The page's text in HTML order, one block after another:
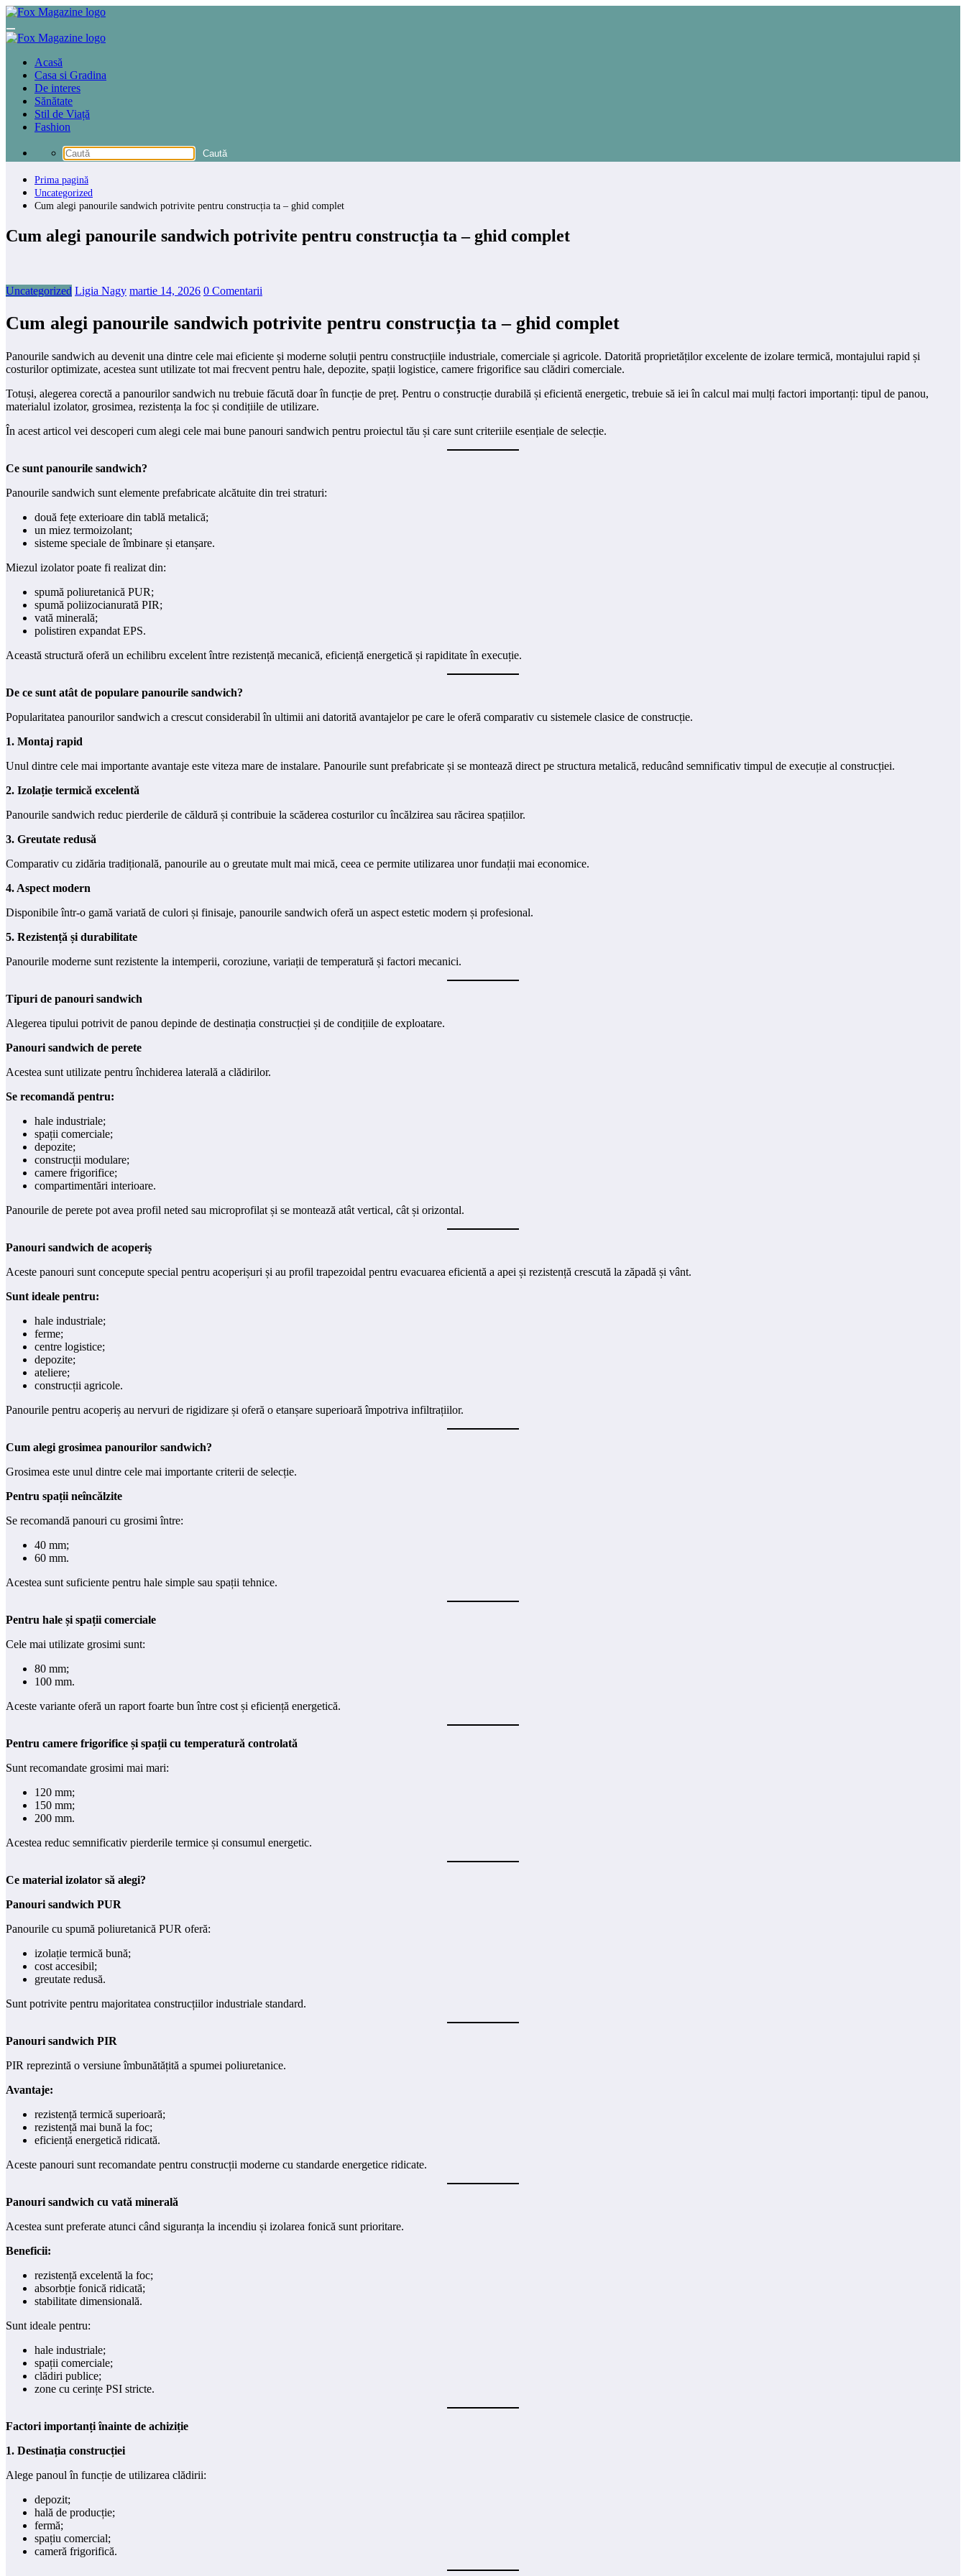
Sari
conținut
Acasă
Casa si Gradina
De interes
Sănătate
Stil de Viață
Fashion
Prima pagină
Uncategorized
Cum alegi panourile sandwich potrivite pentru construcția ta – ghid complet
Cum alegi panourile sandwich potrivite pentru construcția ta – ghid complet
Uncategorized Ligia Nagy martie 14, 2026 0 Comentarii
Cum alegi panourile sandwich potrivite pentru construcția ta – ghid complet
Panourile sandwich au devenit una dintre cele mai eficiente și moderne soluții pentru construcțiile industriale, comerciale și agricole. Datorită proprietăților excelente de izolare termică, montajului rapid și
costurilor optimizate, acestea sunt utilizate tot mai frecvent pentru hale, depozite, spații logistice, camere frigorifice sau clădiri comerciale.
Totuși, alegerea corectă a panourilor sandwich nu trebuie făcută doar în funcție de preț. Pentru o construcție durabilă și eficientă energetic, trebuie să iei în calcul mai mulți factori importanți: tipul de panou,
materialul izolator, grosimea, rezistența la foc și condițiile de utilizare.
În acest articol vei descoperi cum alegi cele mai bune panouri sandwich pentru proiectul tău și care sunt criteriile esențiale de selecție.
Ce sunt panourile sandwich?
Panourile sandwich sunt elemente prefabricate alcătuite din trei straturi:
două fețe exterioare din tablă metalică;
un miez termoizolant;
sisteme speciale de îmbinare și etanșare.
Miezul izolator poate fi realizat din:
spumă poliuretanică PUR;
spumă poliizocianurată PIR;
vată minerală;
polistiren expandat EPS.
Această structură oferă un echilibru excelent între rezistență mecanică, eficiență energetică și rapiditate în execuție.
De ce sunt atât de populare panourile sandwich?
Popularitatea panourilor sandwich a crescut considerabil în ultimii ani datorită avantajelor pe care le oferă comparativ cu sistemele clasice de construcție.
1. Montaj rapid
Unul dintre cele mai importante avantaje este viteza mare de instalare. Panourile sunt prefabricate și se montează direct pe structura metalică, reducând semnificativ timpul de execuție al construcției.
2. Izolație termică excelentă
Panourile sandwich reduc pierderile de căldură și contribuie la scăderea costurilor cu încălzirea sau răcirea spațiilor.
3. Greutate redusă
Comparativ cu zidăria tradițională, panourile au o greutate mult mai mică, ceea ce permite utilizarea unor fundații mai economice.
4. Aspect modern
Disponibile într-o gamă variată de culori și finisaje, panourile sandwich oferă un aspect estetic modern și profesional.
5. Rezistență și durabilitate
Panourile moderne sunt rezistente la intemperii, coroziune, variații de temperatură și factori mecanici.
Tipuri de panouri sandwich
Alegerea tipului potrivit de panou depinde de destinația construcției și de condițiile de exploatare.
Panouri sandwich de perete
Acestea sunt utilizate pentru închiderea laterală a clădirilor.
Se recomandă pentru:
hale industriale;
spații comerciale;
depozite;
construcții modulare;
camere frigorifice;
compartimentări interioare.
Panourile de perete pot avea profil neted sau microprofilat și se montează atât vertical, cât și orizontal.
Panouri sandwich de acoperiș
Aceste panouri sunt concepute special pentru acoperișuri și au profil trapezoidal pentru evacuarea eficientă a apei și rezistență crescută la zăpadă și vânt.
Sunt ideale pentru:
hale industriale;
ferme;
centre logistice;
depozite;
ateliere;
construcții agricole.
Panourile pentru acoperiș au nervuri de rigidizare și oferă o etanșare superioară împotriva infiltrațiilor.
Cum alegi grosimea panourilor sandwich?
Grosimea este unul dintre cele mai importante criterii de selecție.
Pentru spații neîncălzite
Se recomandă panouri cu grosimi între:
40 mm;
60 mm.
Acestea sunt suficiente pentru hale simple sau spații tehnice.
Pentru hale și spații comerciale
Cele mai utilizate grosimi sunt:
80 mm;
100 mm.
Aceste variante oferă un raport foarte bun între cost și eficiență energetică.
Pentru camere frigorifice și spații cu temperatură controlată
Sunt recomandate grosimi mai mari:
120 mm;
150 mm;
200 mm.
Acestea reduc semnificativ pierderile termice și consumul energetic.
Ce material izolator să alegi?
Panouri sandwich PUR
Panourile cu spumă poliuretanică PUR oferă:
izolație termică bună;
cost accesibil;
greutate redusă.
Sunt potrivite pentru majoritatea construcțiilor industriale standard.
Panouri sandwich PIR
PIR reprezintă o versiune îmbunătățită a spumei poliuretanice.
Avantaje:
rezistență termică superioară;
rezistență mai bună la foc;
eficiență energetică ridicată.
Aceste panouri sunt recomandate pentru construcții moderne cu standarde energetice ridicate.
Panouri sandwich cu vată minerală
Acestea sunt preferate atunci când siguranța la incendiu și izolarea fonică sunt prioritare.
Beneficii:
rezistență excelentă la foc;
absorbție fonică ridicată;
stabilitate dimensională.
Sunt ideale pentru:
hale industriale;
spații comerciale;
clădiri publice;
zone cu cerințe PSI stricte.
Factori importanți înainte de achiziție
1. Destinația construcției
Alege panoul în funcție de utilizarea clădirii:
depozit;
hală de producție;
fermă;
spațiu comercial;
cameră frigorifică.